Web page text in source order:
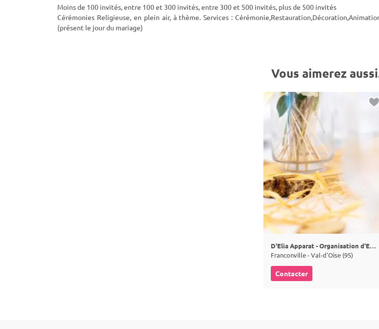
Moins de 100 invités, entre 100 et 300 invités, entre 300 et 500 invités, plus de 500 invités
Cérémonies Religieuse, en plein air, à thème. Services :
(présent le jour du mariage)
Vous aimerez
D'Elia Apparat - Organisation d'Evénements
Franconville - Val-d'Oise (95)
Contacter